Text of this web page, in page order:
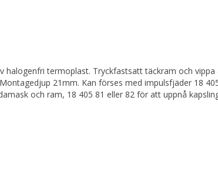
termoplast. Tryckfastsatt täckram och
21mm. Kan förses med impulsfjäder 18
och ram, 18 405 81 eller 82 för att uppnå